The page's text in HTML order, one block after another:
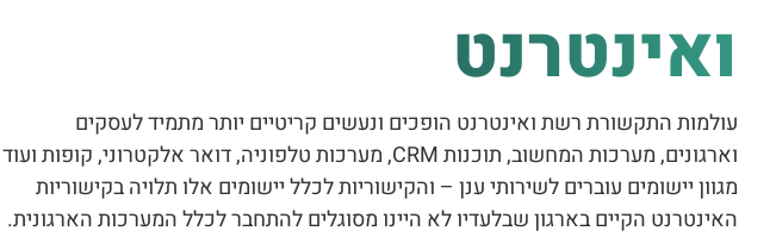
ואינטרנט
עולמות התקשורת רשת ואינטרנט הופכים ונעשים קריטיים יותר מתמיד לעסקים
וארגונים, מערכות המחשוב, תוכנות CRM, מערכות טלפוניה, דואר אלקטרוני, קופות ועוד
מגוון יישומים עוברים לשירותי ענן – והקישוריות לכלל יישומים אלו תלויה בקישוריות
האינטרנט הקיים בארגון שבלעדיו לא היינו מסוגלים להתחבר לכלל המערכות הארגונית.